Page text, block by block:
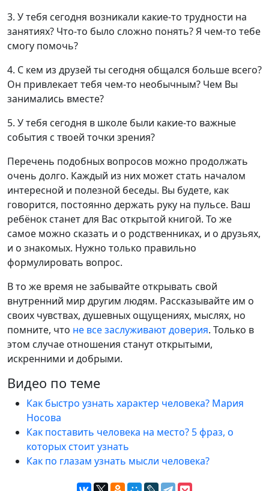
3. У тебя сегодня возникали какие-то трудности на
занятиях? Что-то было сложно понять? Я чем-то тебе
смогу помочь?
4. С кем из друзей ты сегодня общался больше всего?
Он привлекает тебя чем-то необычным? Чем Вы
занимались вместе?
5. У тебя сегодня в школе были какие-то важные
события с твоей точки зрения?
Перечень подобных вопросов можно продолжать
очень долго. Каждый из них может стать началом
интересной и полезной беседы. Вы будете, как
говорится, постоянно держать руку на пульсе. Ваш
ребёнок станет для Вас открытой книгой. То же
самое можно сказать и о родственниках, и о друзьях,
и о знакомых. Нужно только правильно
формулировать вопрос.
В то же время не забывайте открывать свой
внутренний мир другим людям. Рассказывайте им о
своих чувствах, душевных ощущениях, мыслях, но
помните, что не все заслуживают доверия. Только в
этом случае отношения станут открытыми,
искренними и добрыми.
Видео по теме
Как быстро узнать характер человека? Мария
Носова
Как поставить человека на место? 5 фраз, о
которых стоит узнать
Как по глазам узнать мысли человека?